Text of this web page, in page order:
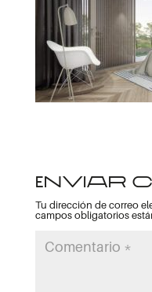
Enviar
Tu dirección de correo
campos obligatorios